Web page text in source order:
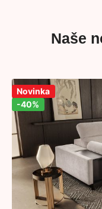
Naše
Zľava!
-40%
Novinka